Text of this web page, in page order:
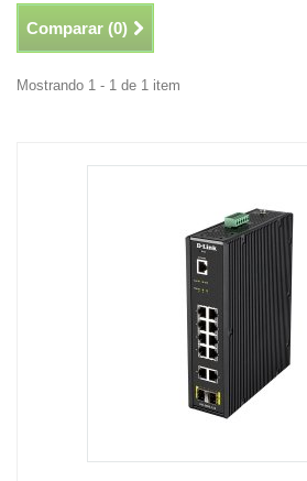
Comparar (0)
Mostrando 1 - 1 de 1 item